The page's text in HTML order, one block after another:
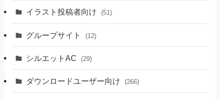
イラスト投稿者向け (51)
グループサイト (12)
シルエットAC (29)
ダウンロードユーザー向け (266)